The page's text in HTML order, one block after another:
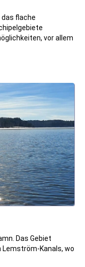
flache
vor allem
Das Gebiet
Kanals, wo